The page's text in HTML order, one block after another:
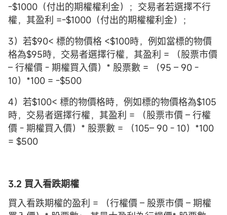
-$1000（付出的期權權利金）；交易者若選擇不行
權，其盈利 =-$1000（付出的期權權利金）；
3）若$90< 標的物價格 <$100時，例如當標的物價
格為$95時，交易者選擇行權，其盈利 = （股票市價
– 行權價 - 期權買入價）* 股票數 = （95 – 90 -
10）*100 = -$500
4）若$100< 標的物價格時，例如標的物價格為$105
時，交易者選擇行權，其盈利 = （股票市價 – 行權
價 - 期權買入價）* 股票數 = （105– 90 - 10）*100
= $500
3.2 買入看跌期權
買入看跌期權的盈利 = （行權價 – 股票市價 – 期權